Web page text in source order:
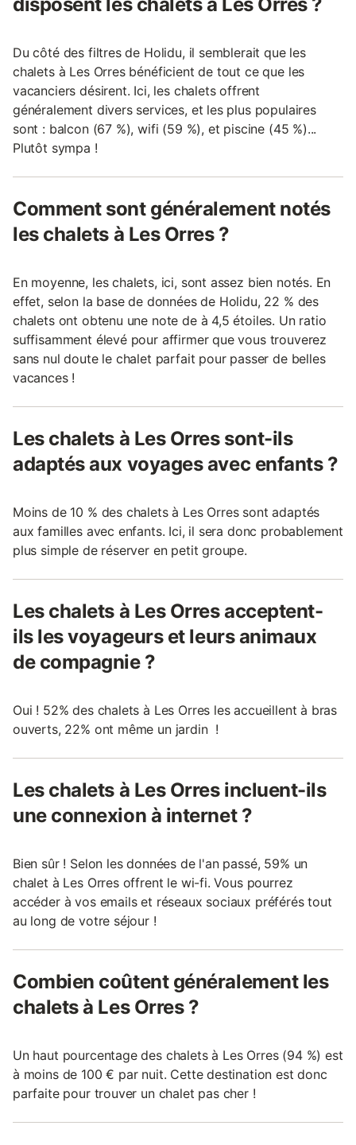
Du côté des filtres de Holidu, il semblerait que les
chalets à Les Orres bénéficient de tout ce que les
vacanciers désirent. Ici, les chalets offrent
généralement divers services, et les plus populaires
sont : balcon (67 %), wifi (59 %), et piscine (45 %)...
Plutôt sympa !
Comment sont généralement notés
les chalets à Les Orres ?
En moyenne, les chalets, ici, sont assez bien notés. En
effet, selon la base de données de Holidu, 22 % des
chalets ont obtenu une note de à 4,5 étoiles. Un ratio
suffisamment élevé pour affirmer que vous trouverez
sans nul doute le chalet parfait pour passer de belles
vacances !
Les chalets à Les Orres sont-ils
adaptés aux voyages avec enfants ?
Moins de 10 % des chalets à Les Orres sont adaptés
aux familles avec enfants. Ici, il sera donc probablement
plus simple de réserver en petit groupe.
Les chalets à Les Orres acceptent-
ils les voyageurs et leurs animaux
de compagnie ?
Oui ! 52% des chalets à Les Orres les accueillent à bras
ouverts, 22% ont même un jardin !
Les chalets à Les Orres incluent-ils
une connexion à internet ?
Bien sûr ! Selon les données de l'an passé, 59% un
chalet à Les Orres offrent le wi-fi. Vous pourrez
accéder à vos emails et réseaux sociaux préférés tout
au long de votre séjour !
Combien coûtent généralement les
chalets à Les Orres ?
Un haut pourcentage des chalets à Les Orres (94 %) est
à moins de 100 € par nuit. Cette destination est donc
parfaite pour trouver un chalet pas cher !